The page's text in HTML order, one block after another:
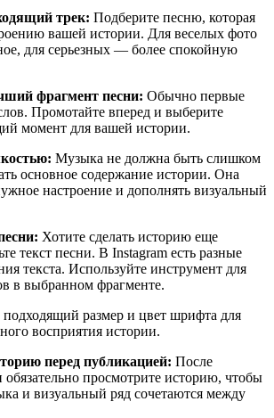
трек: Подберите песню, которая
вашей истории. Для веселых фото
для серьезных — более спокойную
фрагмент песни: Обычно первые
Промотайте вперед и выберите
момент для вашей истории.
Музыка не должна быть слишком
основное содержание истории. Она
настроение и дополнять визуальный
Хотите сделать историю еще
текст песни. В Instagram есть разные
текста. Используйте инструмент для
в выбранном фрагменте.
подходящий размер и цвет шрифта для
восприятия истории.
перед публикацией: После
просмотрите историю, чтобы
и визуальный ряд сочетаются между